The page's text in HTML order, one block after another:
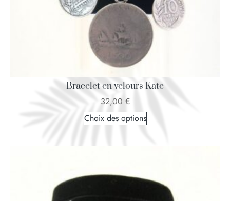
Bracelet en velours Kate
32,00 €
Choix des options